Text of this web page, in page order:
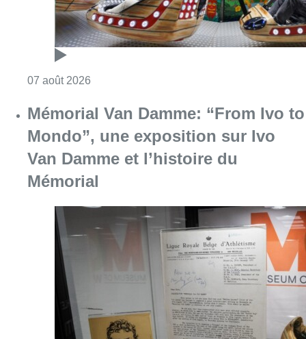
07 août 2026
Mémorial Van Damme: “From Ivo to
Mondo”, une exposition sur Ivo
Van Damme et l’histoire du
Mémorial